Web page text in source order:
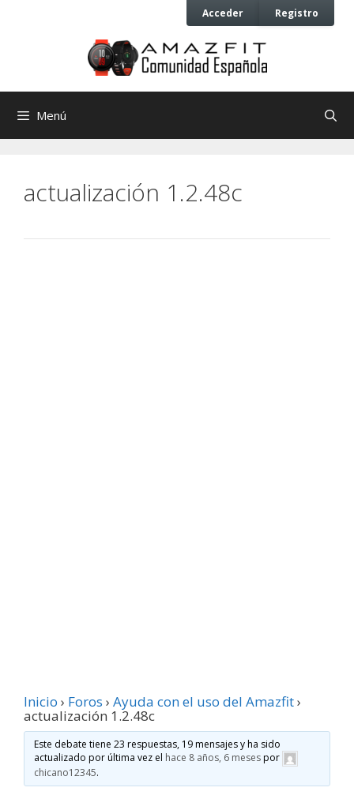
Acceder Registro
Menú
actualización 1.2.48c
Inicio › Foros › Ayuda con el uso del Amazfit›
actualización 1.2.48c
Este debate tiene 23 respuestas, 19 mensajes y ha sido
actualizado por última vez el hace 8 años, 6 mesespor
chicano12345.